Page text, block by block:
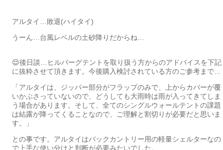
アルタイ…敗退(ハイタイ)
うーん…台風レベルの土砂降りだからね…
😌後日談…ヒルバーグテントを取り扱う方からのアドバイスを下記
に抜粋させて頂きます。今後購入検討されている方のご参考まで…
「アルタイは、ジッパー部分がフラップのみで、上からカバーが覆
いかぶさっていないので、どうしても大雨時は雨が入ってきてしま
う場合があります。そして、全てのシングルウォールテントの課題
は結露が降ってくることなので、ご理解と割切りが必要だと思いま
す。」
との事です。アルタイはバックカントリー用の軽量シェルターなの
で上手な使い分けと判断が必要みたいでした。